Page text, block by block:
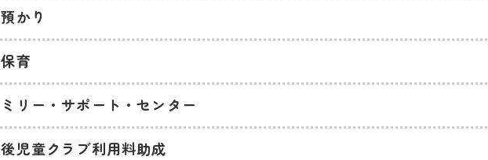
かり
育
リー・サポート・センター
児童クラブ利用料助成